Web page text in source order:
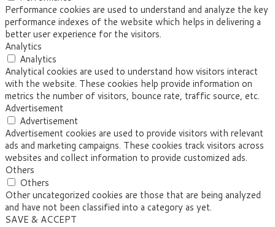
Performance cookies are used to understand and analyze the key
performance indexes of the website which helps in delivering a
better user experience for the visitors.
Analytics
Analytics
Analytical cookies are used to understand how visitors interact
with the website. These cookies help provide information on
metrics the number of visitors, bounce rate, traffic source, etc.
Advertisement
Advertisement
Advertisement cookies are used to provide visitors with relevant
ads and marketing campaigns. These cookies track visitors across
websites and collect information to provide customized ads.
Others
Others
Other uncategorized cookies are those that are being analyzed
and have not been classified into a category as yet.
SAVE & ACCEPT